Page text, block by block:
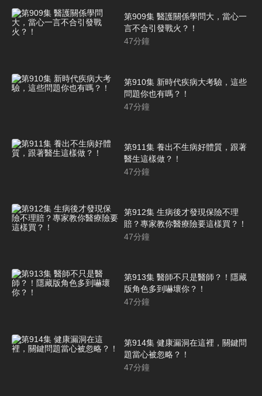
第909集 醫護關係學問大，當心一
言不合引發戰火？！
47分鐘
第910集 新時代疾病大考驗，這些
問題你也有嗎？！
47分鐘
第911集 養出不生病好體質，跟著
醫生這樣做？！
47分鐘
第912集 生病後才發現保險不理
賠？專家教你醫療險要這樣買？！
47分鐘
第913集 醫師不只是醫師？！隱藏
版角色多到嚇壞你？！
47分鐘
第914集 健康漏洞在這裡，關鍵問
題當心被忽略？！
47分鐘